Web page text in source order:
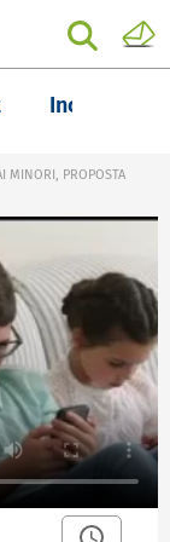
Inchieste
MINORI, PROPOSTA